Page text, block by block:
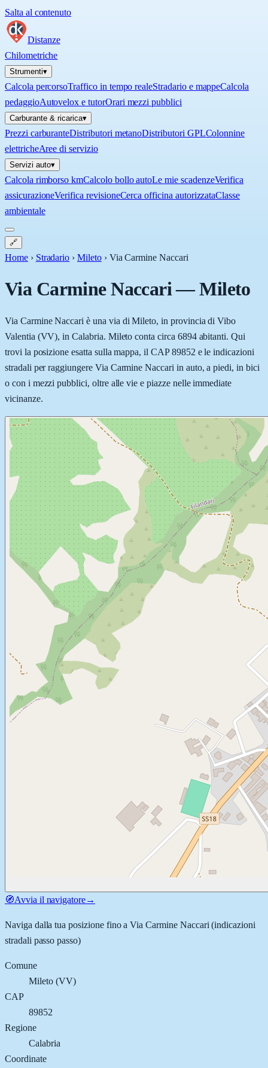
Salta al contenuto
Distanze
Chilometriche
Strumenti▾
Calcola percorsoTraffico in tempo realeStradario e mappeCalcola
pedaggioAutovelox e tutorOrari mezzi pubblici
Carburante & ricarica▾
Prezzi carburanteDistributori metanoDistributori GPLColonnine
elettricheAree di servizio
Servizi auto▾
Calcola rimborso kmCalcolo bollo autoLe mie scadenzeVerifica
assicurazioneVerifica revisioneCerca officina autorizzataClasse
ambientale
🔗
Home › Stradario › Mileto › Via Carmine Naccari
Via Carmine Naccari—Mileto
Via Carmine Naccari è una via di Mileto, in provincia di Vibo
Valentia (VV), in Calabria. Mileto conta circa 6894 abitanti. Qui
trovi la posizione esatta sulla mappa, il CAP 89852 e le indicazioni
stradali per raggiungere Via Carmine Naccari in auto, a piedi, in bici
o con i mezzi pubblici, oltre alle vie e piazze nelle immediate
vicinanze.
🧭Avvia il navigatore→
Naviga dalla tua posizione fino aVia Carmine Naccari (indicazioni
stradali passo passo)
Comune
Mileto(VV)
CAP
89852
Regione
Calabria
Coordinate